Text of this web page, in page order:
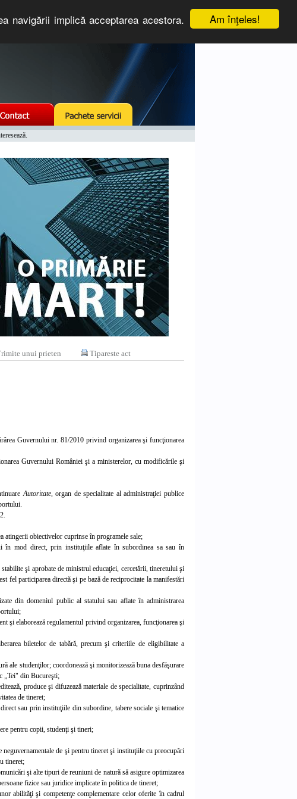
Am înţeles!
navigării implică acceptarea acestora.
unui prieten Tipareste act
Guvernului nr. 81/2010 privind organizarea şi funcţionarea
Guvernului României şi a ministerelor, cu modificările şi
Autoritate,organ de specialitate al administraţiei publice
atingerii obiectivelor cuprinse în programele sale;
în mod direct, prin instituţiile aflate în subordinea sa sau în
şi aprobate de ministrul educaţiei, cercetării, tineretului şi
fel participarea directă şi pe bază de reciprocitate la manifestări
din domeniul public al statului sau aflate în administrarea
şi elaborează regulamentul privind organizarea, funcţionarea şi
biletelor de tabără, precum şi criteriile de eligibilitate a
ale studenţilor; coordonează şi monitorizează buna desfăşurare
„Tei" din Bucureşti;
produce şi difuzează materiale de specialitate, cuprinzând
de tineret;
sau prin instituţiile din subordine, tabere sociale şi tematice
pentru copii, studenţi şi tineri;
neguvernamentale de şi pentru tineret şi instituţiile cu preocupări
tineret;
şi alte tipuri de reuniuni de natură să asigure optimizarea
fizice sau juridice implicate în politica de tineret;
abilităţi şi competenţe complementare celor oferite în cadrul